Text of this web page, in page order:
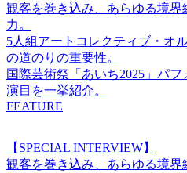
観客を巻き込み、あらゆる境
力。
5人組アートコレクティブ・オ
の道のりの重要性。
国際芸術祭「あいち2025」パ
演目を一挙紹介。
FEATURE
【SPECIAL INTERVIEW】
観客を巻き込み、あらゆる境